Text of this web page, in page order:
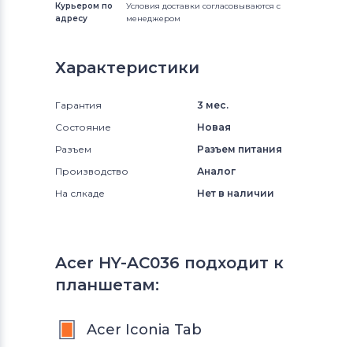
Курьером по
адресу
Условия доставки согласовываются с
менеджером
Характеристики
Гарантия
3 мес.
Состояние
Новая
Разъем
Разъем питания
Производство
Аналог
На слкаде
Нет в наличии
Acer HY-AC036 подходит к
планшетам:
Acer Iconia Tab